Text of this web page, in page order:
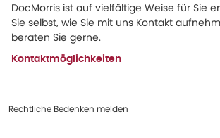
DocMorris ist auf vielfältige Weise für Sie
Sie selbst, wie Sie mit uns Kontakt
beraten Sie gerne.
Kontaktmöglichkeiten
Rechtliche Bedenken melden